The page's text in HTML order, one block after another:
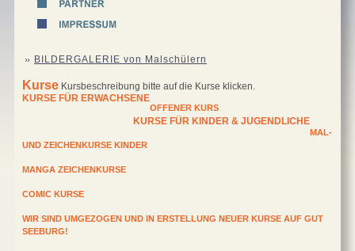
BILDERGALERIE von Malschülern
Kurse Kursbeschreibung bitte auf die Kurse klicken.
KURSE FÜR ERWACHSENE
KURSE FÜR KINDER & JUGENDLICHE
OFFENER KURS
MAL-
UND ZEICHENKURSE KINDER
MANGA ZEICHENKURSE
COMIC KURSE
WIR SIND UMGEZOGEN UND IN ERSTELLUNG NEUER KURSE AUF GUT
SEEBURG!